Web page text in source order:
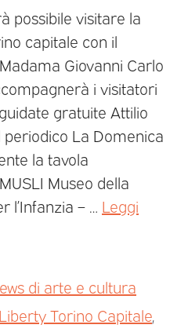
possibile visitare la
capitale con il
Giovanni Carlo
i visitatori
gratuite Attilio
La Domenica
la tavola
Museo della
l’Infanzia – … Leggi
di arte e cultura
Torino Capitale,